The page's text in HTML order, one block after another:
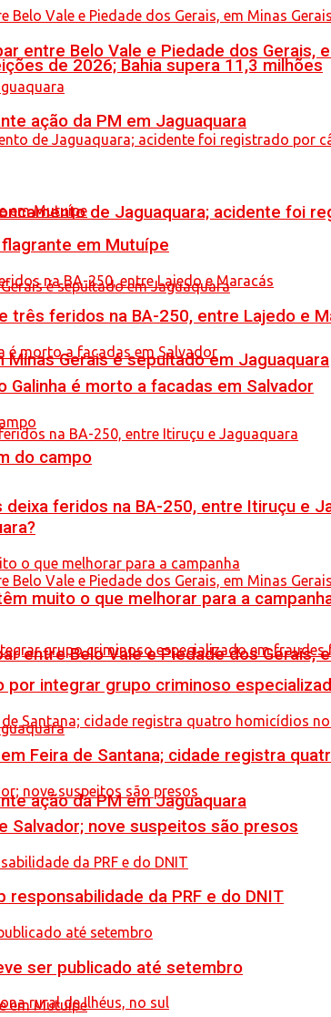
de 2026; Bahia supera 11,3 milhões
de Jaguaquara; acidente foi
Gerais é sepultado em Jaguaquara
feridos na BA-250, entre Itiruçu e
entre Belo Vale e Piedade dos Gerais,
ação da PM em Jaguaquara
entre Belo Vale e Piedade dos Gerais,
ação da PM em Jaguaquara
em Mutuípe
três feridos na BA-250, entre Lajedo e
é morto a facadas em Salvador
do campo
muito o que melhorar para a
integrar grupo criminoso
Feira de Santana; cidade registra
Salvador; nove suspeitos são presos
da PRF e do DNIT
ser publicado até setembro